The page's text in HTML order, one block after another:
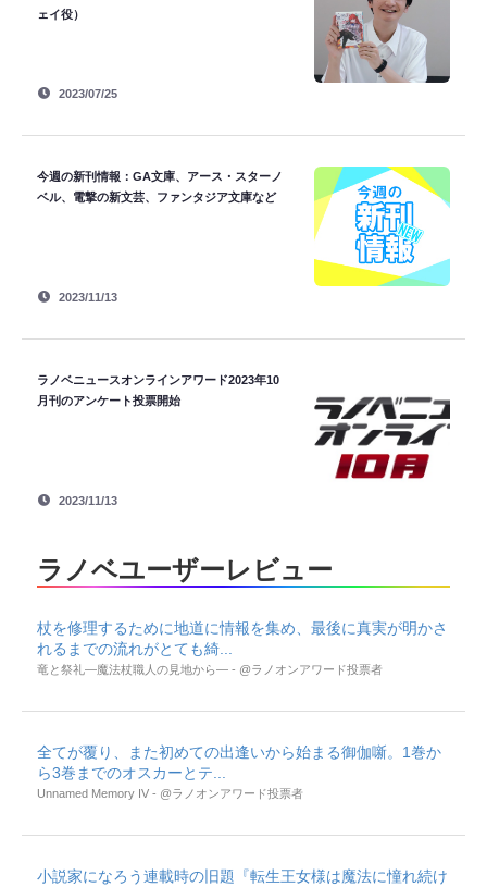
ェイ役）
2023/07/25
今週の新刊情報：GA文庫、アース・スターノ
ベル、電撃の新文芸、ファンタジア文庫など
2023/11/13
ラノベニュースオンラインアワード2023年10
月刊のアンケート投票開始
2023/11/13
ラノベユーザーレビュー
杖を修理するために地道に情報を集め、最後に真実が明かさ
れるまでの流れがとても綺...
竜と祭礼―魔法杖職人の見地から― - @ラノオンアワード投票者
全てが覆り、また初めての出逢いから始まる御伽噺。1巻か
ら3巻までのオスカーとテ...
Unnamed Memory IV - @ラノオンアワード投票者
小説家になろう連載時の旧題『転生王女様は魔法に憧れ続け